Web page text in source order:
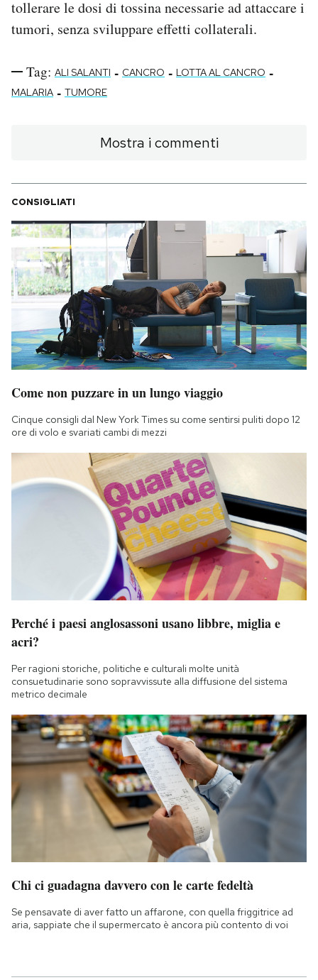
tollerare le dosi di tossina necessarie ad attaccare i
tumori, senza sviluppare effetti collaterali.
Tag: ALI SALANTI - CANCRO - LOTTA AL CANCRO -
MALARIA - TUMORE
Mostra i commenti
CONSIGLIATI
Come non puzzare in un lungo viaggio
Cinque consigli dal New York Times su come sentirsi puliti dopo 12
ore di volo e svariati cambi di mezzi
Perché i paesi anglosassoni usano libbre, miglia e
acri?
Per ragioni storiche, politiche e culturali molte unità
consuetudinarie sono sopravvissute alla diffusione del sistema
metrico decimale
Chi ci guadagna davvero con le carte fedeltà
Se pensavate di aver fatto un affarone, con quella friggitrice ad
aria, sappiate che il supermercato è ancora più contento di voi